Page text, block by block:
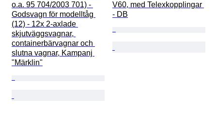
o.a. 95 704/2003 701) -
Godsvagn för modelltåg
(12) - 12x 2-axlade
skjutväggsvagnar,
containerbärvagnar och
slutna vagnar, Kampanj
"Märklin"
V60, med Telexkopplingar
- DB